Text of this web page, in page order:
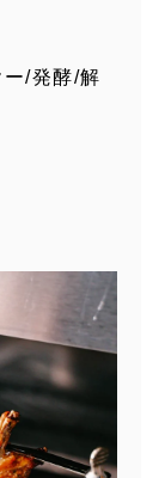
/発酵/解